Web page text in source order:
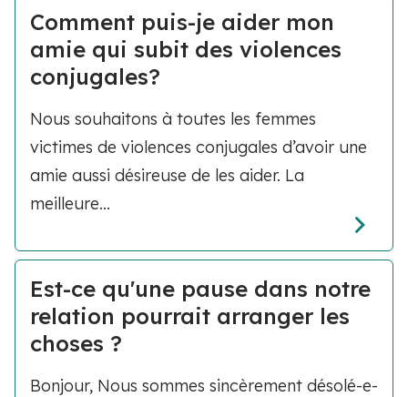
Comment puis-je aider mon
amie qui subit des violences
conjugales?
Nous souhaitons à toutes les femmes
victimes de violences conjugales d’avoir une
amie aussi désireuse de les aider. La
meilleure...
Est-ce qu'une pause dans notre
relation pourrait arranger les
choses ?
Bonjour, Nous sommes sincèrement désolé-e-